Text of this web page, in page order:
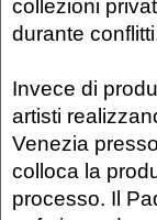
collezioni
durante
Invece di
artisti
Venezia
colloca la
processo. Il